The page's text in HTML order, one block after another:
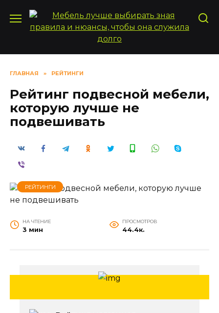
содержанию
ГЛАВНАЯ » РЕЙТИНГИ
Рейтинг подвесной мебели,
которую лучше не
подвешивать
РЕЙТИНГИ
НА ЧТЕНИЕ
3 мин
ПРОСМОТРОВ
44.4к.